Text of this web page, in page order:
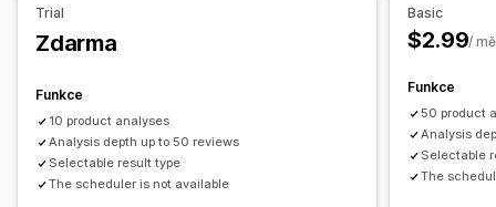
Trial
Zdarma
Funkce
10 product analyses
Analysis depth up to 50 reviews
Selectable result type
The scheduler is not available
Basic
$2.99/
Funkce
50 product
Analysis
Selectable
The